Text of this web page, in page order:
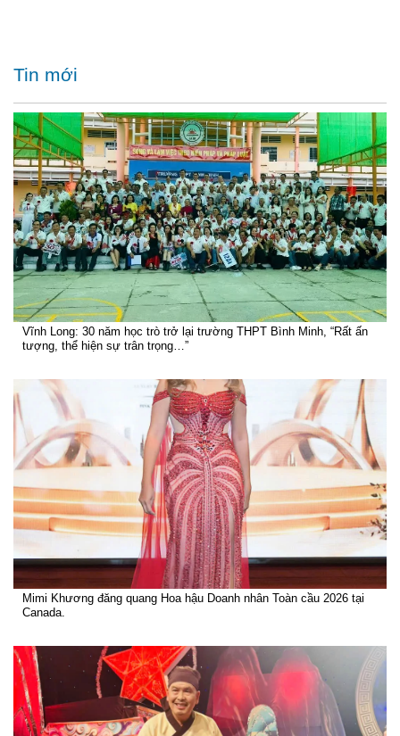
Tin mới
Vĩnh Long: 30 năm học trò trở lại trường THPT Bình Minh, “Rất ấn
tượng, thể hiện sự trân trọng…”
Mimi Khương đăng quang Hoa hậu Doanh nhân Toàn cầu 2026 tại
Canada.